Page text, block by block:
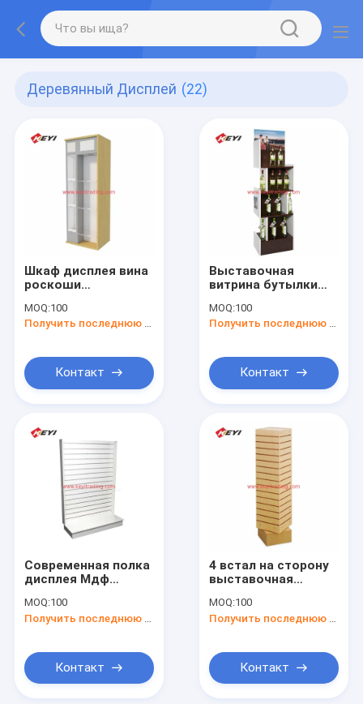
Деревянный Дисплей (22)
Шкаф дисплея вина
роскоши
стоящий
деревянный с
приведенным
MOQ:100
Получить последнюю цену
Контакт
Выставочная
витрина бутылки
изготовленного на
заказ пола магазина
напитка деревянная
MOQ:100
Получить последнюю цену
Контакт
Современная полка
дисплея Мдф
товара розницы
стойки попа
MOQ:100
Контакт
4 встал на сторону
выставочная
дисплея Слатвалл
вращать для
MOQ:100
Контакт